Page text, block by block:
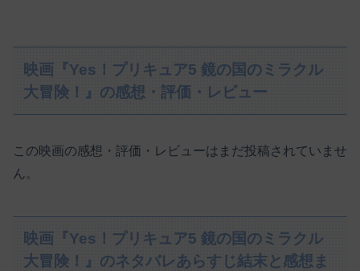
映画『Yes！プリキュア5 鏡の国のミラクル
大冒険！』の感想・評価・レビュー
この映画の感想・評価・レビューはまだ投稿されていませ
ん。
映画『Yes！プリキュア5 鏡の国のミラクル
大冒険！』のネタバレあらすじ結末と感想ま